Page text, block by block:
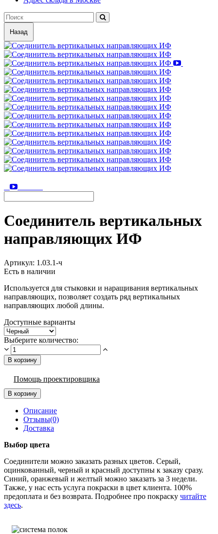
Назад
Соединитель вертикальных
направляющих ИФ
Артикул: 1.03.1-ч
Есть в наличии
Используется для стыковки и наращивания вертикальных
направляющих, позволяет создать ряд вертикальных
направляющих любой длины.
Доступные варианты
Выберите количество:
В корзину
Помощь проектировщика
В корзину
Описание
Отзывы(0)
Доставка
Выбор цвета
Соединители можно заказать разных цветов. Серый,
оцинкованный, черный и красный доступны к заказу сразу.
Синий, оранжевый и желтый можно заказать за 3 недели.
Также, у нас есть услуга покраски в цвет клиента. 100%
предоплата и без возврата. Подробнее про покраску читайте
здесь.